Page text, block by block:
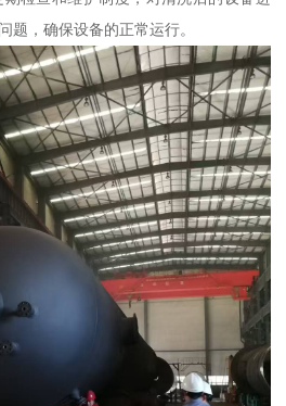
题，确保设备的正常运行。